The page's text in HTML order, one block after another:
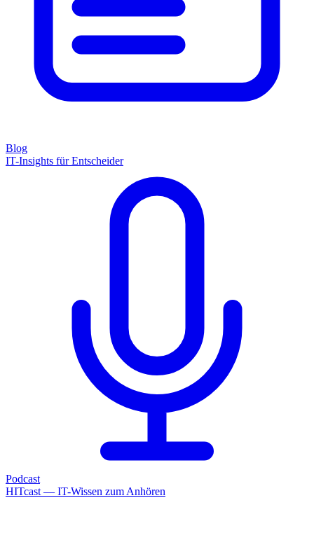
Blog
IT-Insights für Entscheider
Podcast
HITcast — IT-Wissen zum Anhören